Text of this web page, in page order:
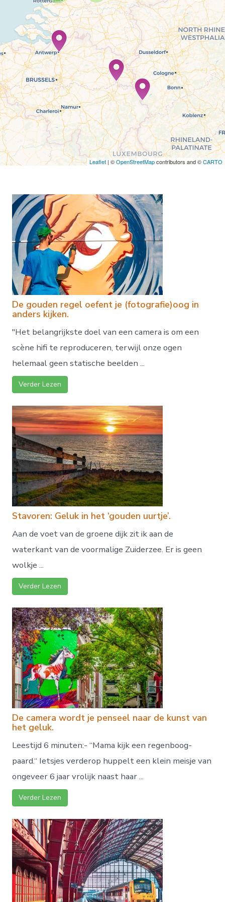
Travelers' Map is loading...
If you see this after your page is loaded
completely, leafletJS files are missing.
Leaflet | ©OpenStreetMapcontributors and ©CARTO
De gouden regel oefent je (fotografie)oog in
anders kijken.
"Het belangrijkste doel van een camera is om een ​​
scène hifi te reproduceren, terwijl onze ogen
helemaal geen statische beelden ...
Verder Lezen
Stavoren: Geluk in het ‘gouden uurtje’.
Aan de voet van de groene dijk zit ik aan de
waterkant van de voormalige Zuiderzee. Er is geen
wolkje ...
Verder Lezen
De camera wordt je penseel naar de kunst van
het geluk.
Leestijd 6 minuten:- “Mama kijk een regenboog-
paard.“ Ietsjes verderop huppelt een klein meisje van
ongeveer 6 jaar vrolijk naast haar ...
Verder Lezen